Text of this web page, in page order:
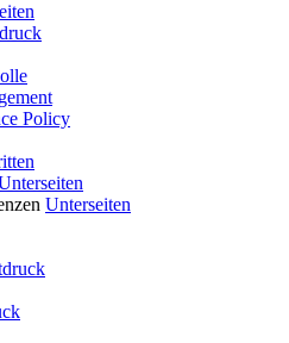
Policy
Unterseiten